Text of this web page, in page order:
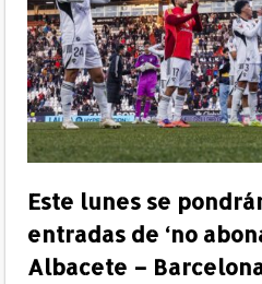
Este lunes se
entradas de ‘no
Albacete –